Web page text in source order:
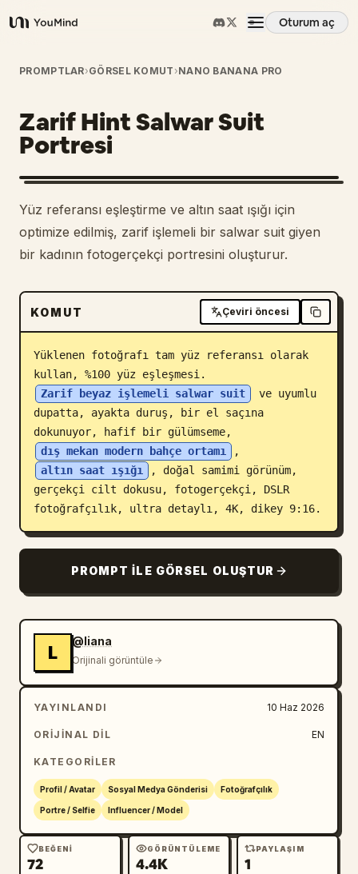
YouMind
Oturum aç
Genel Bakış
Kullanım Senaryoları
Beceriler
İstemler
İndir
Blog
Güncellemeler
PROMPTLAR›GÖRSEL KOMUT ›NANO BANANA PRO
Zarif Hint Salwar Suit
Portresi
Yüz referansı eşleştirme ve altın saat ışığı için
optimize edilmiş, zarif işlemeli bir salwar suit giyen
bir kadının fotogerçekçi portresini oluşturur.
KOMUT Çeviri öncesi
Yüklenen fotoğrafı tam yüz referansı olarak
kullan, %100 yüz eşleşmesi.
Zarif beyaz işlemeli salwar suit
ve uyumlu
dupatta, ayakta duruş, bir el saçına
dokunuyor, hafif bir gülümseme,
dış mekan modern bahçe ortamı
,
altın saat ışığı
, doğal samimi görünüm,
gerçekçi cilt dokusu, fotogerçekçi, DSLR
fotoğrafçılık, ultra detaylı, 4K, dikey 9:16.
PROMPT ILE GÖRSEL OLUŞTUR
L
@liana
Orijinali görüntüle
YAYINLANDI 10 Haz 2026
ORIJINAL DIL EN
KATEGORILER
Profil / Avatar Sosyal Medya Gönderisi Fotoğrafçılık
Portre / Selfie Influencer / Model
BEĞENI
72
GÖRÜNTÜLEME
4.4K
PAYLAŞIM
1